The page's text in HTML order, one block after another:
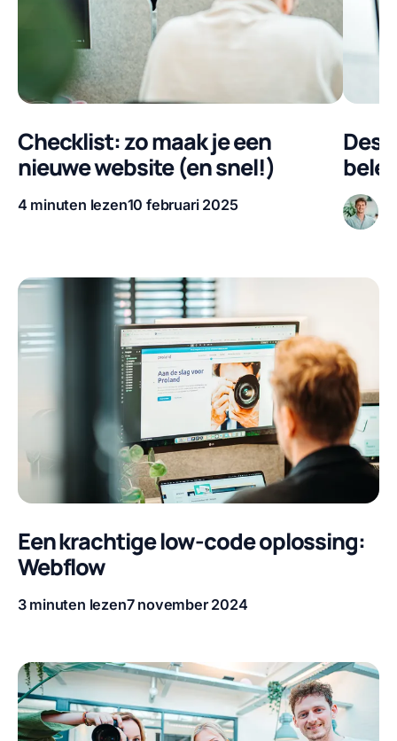
Checklist: zo maak je een
nieuwe website (en snel!)
Leestijd
4 minuten lezen
Publicatiedatum
10 februari 2025
Auteur
Leestijd
Een krachtige low-code oplossing:
Webflow
Leestijd
3 minuten lezen
Publicatiedatum
7 november 2024